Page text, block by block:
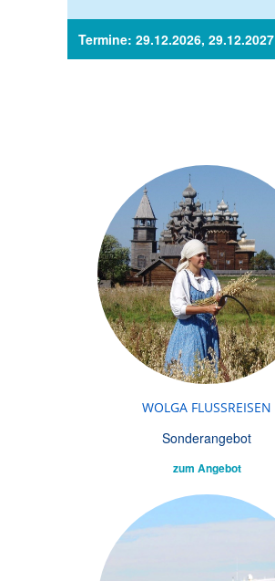
Termine: 29.12.2026, 29.12.2027
WOLGA FLUSSREISEN
Sonderangebot
zum Angebot